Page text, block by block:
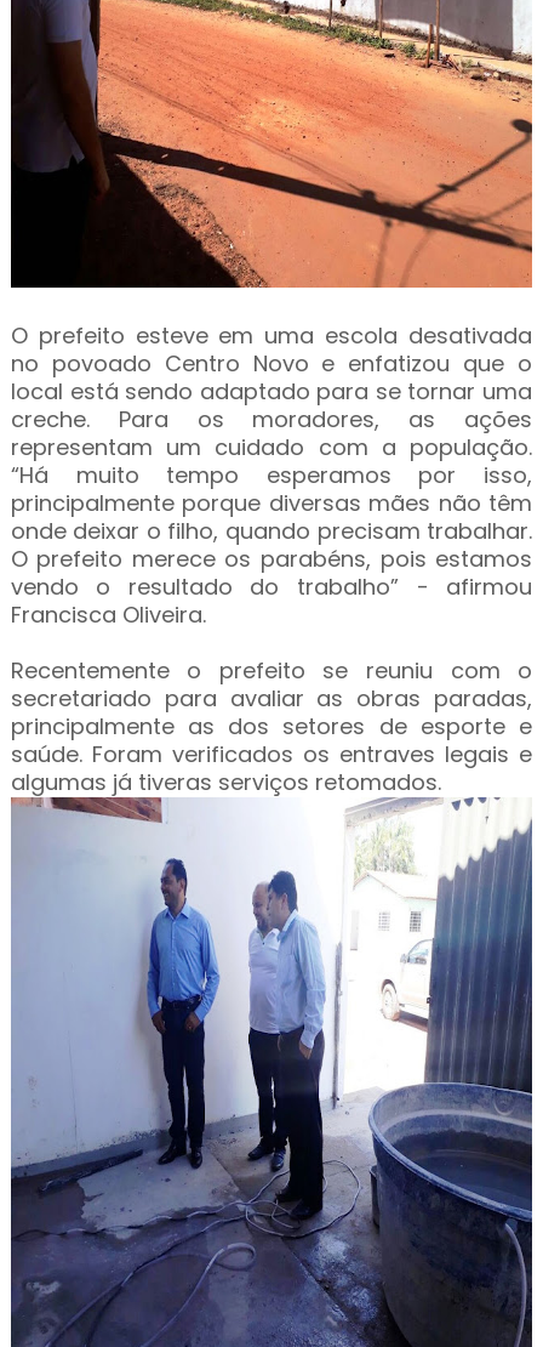
O prefeito esteve em uma escola desativada
no povoado Centro Novo e enfatizou que o
local está sendo adaptado para se tornar uma
creche. Para os moradores, as ações
representam um cuidado com a população.
“Há muito tempo esperamos por isso,
principalmente porque diversas mães não têm
onde deixar o filho, quando precisam trabalhar.
O prefeito merece os parabéns, pois estamos
vendo o resultado do trabalho” - afirmou
Francisca Oliveira.
Recentemente o prefeito se reuniu com o
secretariado para avaliar as obras paradas,
principalmente as dos setores de esporte e
saúde. Foram verificados os entraves legais e
algumas já tiveras serviços retomados.